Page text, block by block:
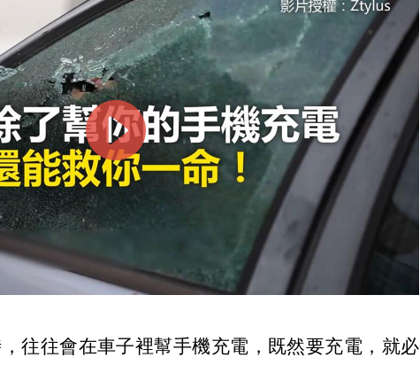
往往會在車子裡幫手機充電，既然要充電，就必